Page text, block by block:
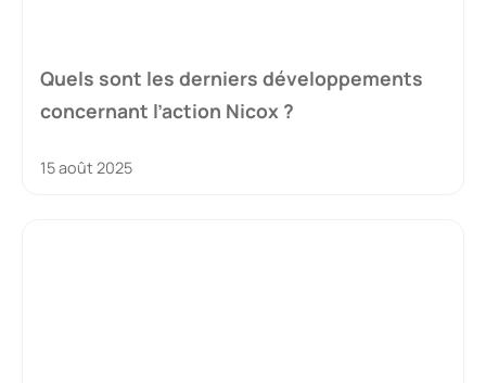
Quels sont les derniers développements
concernant l’action Nicox ?
15 août 2025